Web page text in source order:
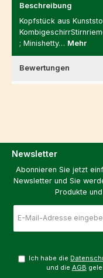
Beschreibung
Kopfstück aus
; Minishetty… Mehr
Bewertungen
Newsletter
Abonnieren Sie jetzt
Newsletter und Sie
Produkte
Mail-
Ich habe die
und die AGB